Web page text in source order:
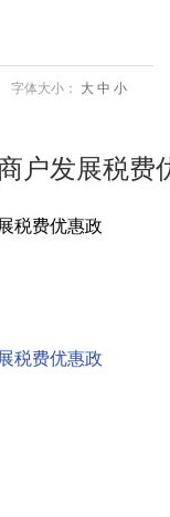
字体大小： 大 中 小
户发展税费
税费优惠政
税费优惠政